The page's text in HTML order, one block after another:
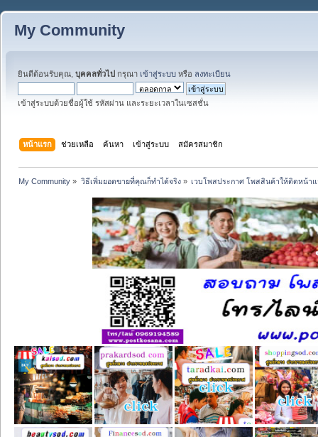
My Community
ยินดีต้อนรับคุณ, บุคคลทั่วไป กรุณา เข้าสู่ระบบ หรือ ลงทะเบียน
เข้าสู่ระบบด้วยชื่อผู้ใช้ รหัสผ่าน และระยะเวลาในเซสชั่น
หน้าแรก ช่วยเหลือ ค้นหา เข้าสู่ระบบ สมัครสมาชิก
My Community » วิธีเพิ่มยอดขายที่คุณก็ทำได้จริง» เวบโพสประกาศ โพสสินค้าให้ติดหน้าแ